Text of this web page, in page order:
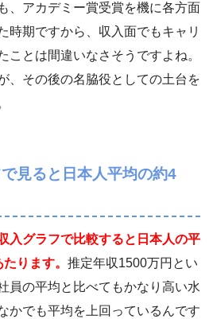
、アカデミー賞受賞を機に各方面
時期ですから、収入面でもキャリ
ことは間違いなさそうですよね。
、その後の名脇役としての土台を
見ると日本人平均の約4
入グラフで比較すると日本人の平
ります。 推定年収1500万円とい
員の平均と比べてもかなり高い水
かでも平均を上回っているんです